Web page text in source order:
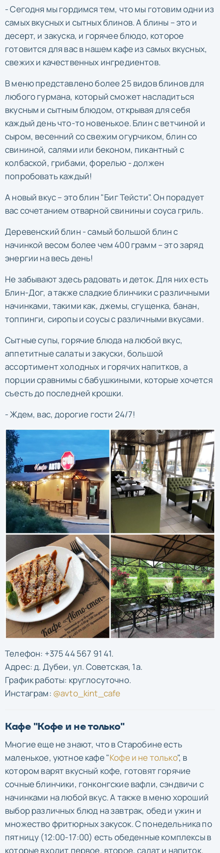
- Сегодня мы гордимся тем, что мы готовим одни из
самых вкусных и сытных блинов. А блины – это и
десерт, и закуска, и горячее блюдо, которое
готовится для вас в нашем кафе из самых вкусных,
свежих и качественных ингредиентов.
В меню представлено более 25 видов блинов для
любого гурмана, который сможет насладиться
вкусным и сытным блюдом, открывая для себя
каждый день что-то новенькое. Блин с ветчиной и
сыром, весенний со свежим огурчиком, блин со
свининой, салями или беконом, пикантный с
колбаской, грибами, форелью - должен
попробовать каждый!
А новый вкус – это блин "Биг Тейсти". Он порадует
вас сочетанием отварной свинины и соуса гриль.
Деревенский блин - самый большой блин с
начинкой весом более чем 400 грамм – это заряд
энергии на весь день!
Не забывают здесь радовать и деток. Для них есть
Блин-Дог, а также сладкие блинчики с различными
начинками, такими как, джемы, сгущенка, банан,
топпинги, сиропы и соусы с различными вкусами.
Сытные супы, горячие блюда на любой вкус,
аппетитные салаты и закуски, большой
ассортимент холодных и горячих напитков, а
порции сравнимы с бабушкиными, которые хочется
съесть до последней крошки.
- Ждем, вас, дорогие гости 24/7!
Телефон: +375 44 567 91 41.
Адрес: д. Дубеи, ул. Советская, 1а.
График работы: круглосуточно.
Инстаграм: @avto_kint_cafe
Кафе "Кофе и не только"
Многие еще не знают, что в Старобине есть
маленькое, уютное кафе "Кофе и не только", в
котором варят вкусный кофе, готовят горячие
сочные блинчики, гонконгские вафли, сэндвичи с
начинками на любой вкус. А также в меню хороший
выбор различных блюд на завтрак, обед и ужин и
множество фритюрных закусок. С понедельника по
пятницу (12:00-17:00) есть обеденные комплексы в
которые входит первое, второе, салат и напиток.